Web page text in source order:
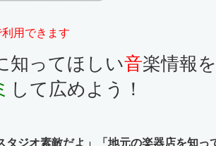
用できます
知ってほしい音楽情報を
して広めよう！
タジオ素敵だよ」「地元の楽器店を知っ